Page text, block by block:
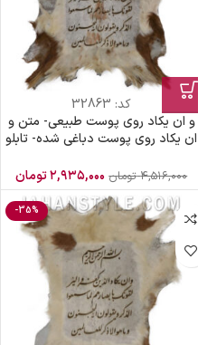
کد: 32863
و ان یکاد روی پوست طبیعی- متن و
ان یکاد روی پوست دباغی شده- تابلو
۴,۵۱۶,۰۰۰ تومان ۲,۹۳۵,۰۰۰تومان
-35%